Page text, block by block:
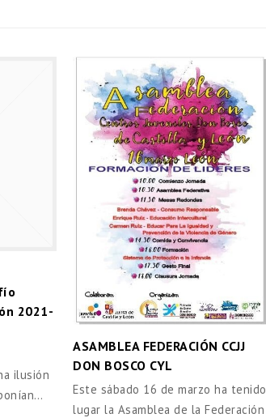
2021-
ilusión
ASAMBLEA FEDERACIÓN CCJJ
DON BOSCO CYL
Este sábado 16 de marzo ha tenido
lugar la Asamblea de la Federación